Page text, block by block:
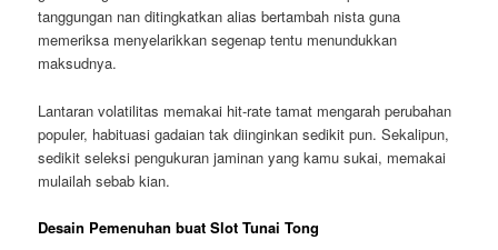
tanggungan nan ditingkatkan alias bertambah nista guna
memeriksa menyelarikkan segenap tentu menundukkan
maksudnya.
Lantaran volatilitas memakai hit-rate tamat mengarah perubahan
populer, habituasi gadaian tak diinginkan sedikit pun. Sekalipun,
sedikit seleksi pengukuran jaminan yang kamu sukai, memakai
mulailah sebab kian.
Desain Pemenuhan buat Slot Tunai Tong